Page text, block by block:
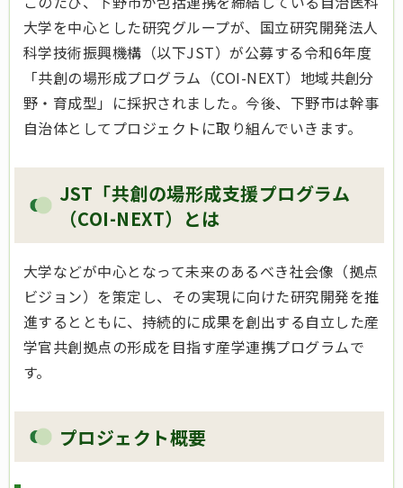
大学を中心とした研究グループが、国立研究開発法人
科学技術振興機構（以下JST）が公募する令和6年度
「共創の場形成プログラム（COI-NEXT）地域共創分
野・育成型」に採択されました。今後、下野市は幹事
自治体としてプロジェクトに取り組んでいきます。
JST「共創の場形成支援プログラム
（COI-NEXT）とは
大学などが中心となって未来のあるべき社会像（拠点
ビジョン）を策定し、その実現に向けた研究開発を推
進するとともに、持続的に成果を創出する自立した産
学官共創拠点の形成を目指す産学連携プログラムで
す。
プロジェクト概要